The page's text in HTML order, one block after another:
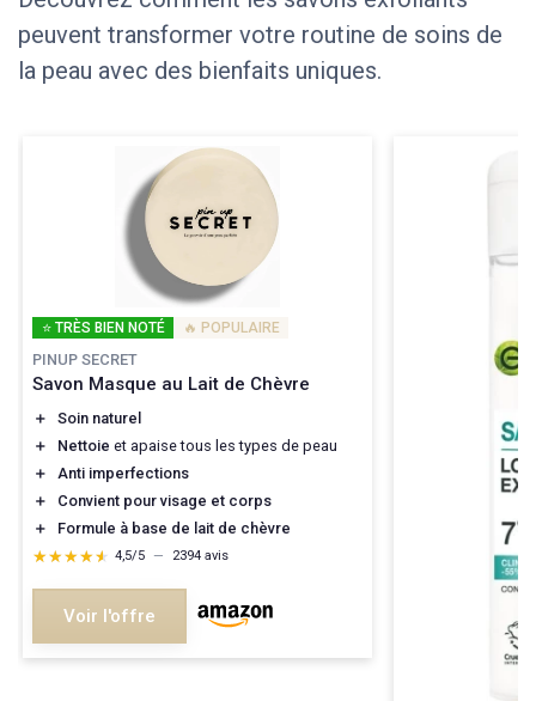
peuvent transformer votre routine de soins de
la peau avec des bienfaits uniques.
⭐ TRÈS BIEN NOTÉ 🔥 POPULAIRE
PINUP SECRET
Savon Masque au Lait de Chèvre
＋
Soin naturel
＋
Nettoie et apaise tous les types de peau
＋
Anti imperfections
＋
Convient pour visage et corps
＋
Formule à base de lait de chèvre
★★★★★
★★★★★ 4,5/5 — 2394 avis
Voir l'offre